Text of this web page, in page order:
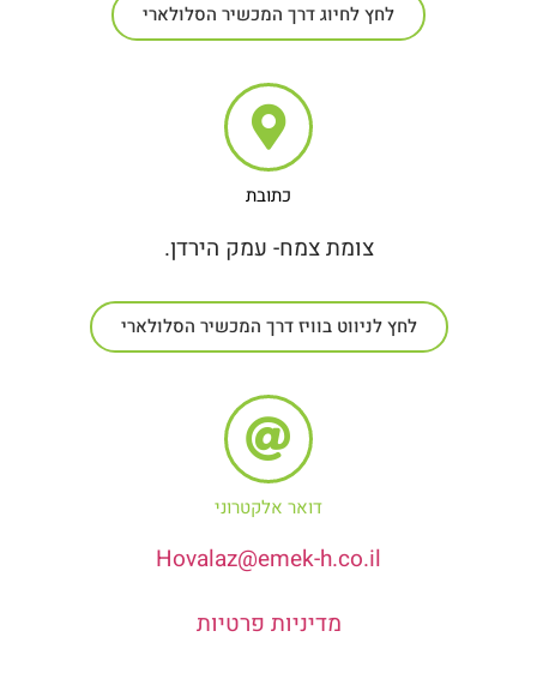
לחץ לחיוג דרך המכשיר הסלולארי
כתובת
צומת צמח- עמק הירדן.
לחץ לניווט בוויז דרך המכשיר הסלולארי
דואר אלקטרוני
Hovalaz@emek-h.co.il
מדיניות פרטיות